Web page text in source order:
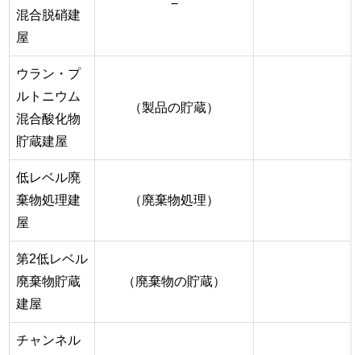
混合脱硝建
屋
−
ウラン・プ
ルトニウム
混合酸化物
貯蔵建屋
（製品の貯蔵）
低レベル廃
棄物処理建
屋
（廃棄物処理）
第2低レベル
廃棄物貯蔵
建屋
（廃棄物の貯蔵）
チャンネル